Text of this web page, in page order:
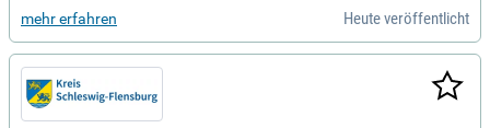
nche; Führerschein Klasse
mehr erfahren Heute veröffentlicht